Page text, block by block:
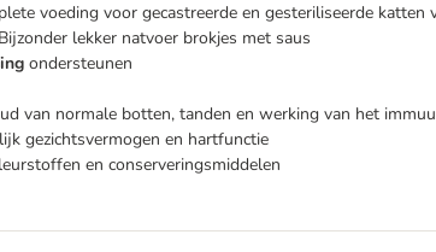
voeding voor gecastreerde en gesteriliseerde katten
Bijzonder lekker natvoer brokjes met saus
ondersteunen
van normale botten, tanden en werking van het
gezichtsvermogen en hartfunctie
en conserveringsmiddelen